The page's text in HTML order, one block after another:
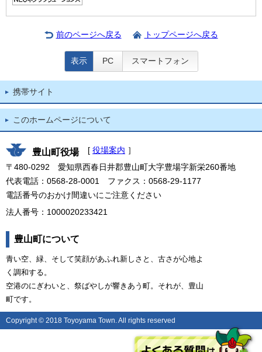
前のページへ戻る トップページへ戻る
表示 PC スマートフォン
携帯サイト
このホームページについて
豊山町役場 [ 役場案内 ］
〒480-0292 愛知県西春日井郡豊山町大字豊場字新栄260番地
代表電話：0568-28-0001 ファクス：0568-29-1177
電話番号のおかけ間違いにご注意ください
法人番号：1000020233421
豊山町について
青い空、緑、そして笑顔があふれ新しさと、古さが心地よ
く調和する。
空港のにぎわいと、祭ばやしが響きあう町。それが、豊山
町です。
Copyright © 2018 Toyoyama Town. All rights reserved